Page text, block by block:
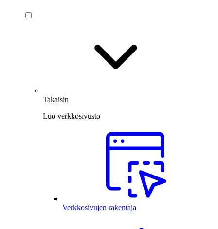
Takaisin
Luo verkkosivusto
Verkkosivujen rakentaja